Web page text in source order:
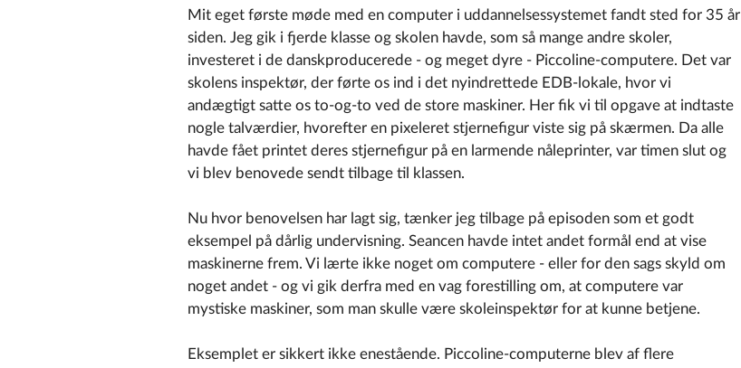
Mit eget første møde med en computer i uddannelsessystemet fandt sted for 35 år
siden. Jeg gik i fjerde klasse og skolen havde, som så mange andre skoler,
investeret i de danskproducerede - og meget dyre - Piccoline-computere. Det var
skolens inspektør, der førte os ind i det nyindrettede EDB-lokale, hvor vi
andægtigt satte os to-og-to ved de store maskiner. Her fik vi til opgave at indtaste
nogle talværdier, hvorefter en pixeleret stjernefigur viste sig på skærmen. Da alle
havde fået printet deres stjernefigur på en larmende nåleprinter, var timen slut og
vi blev benovede sendt tilbage til klassen.
Nu hvor benovelsen har lagt sig, tænker jeg tilbage på episoden som et godt
eksempel på dårlig undervisning. Seancen havde intet andet formål end at vise
maskinerne frem. Vi lærte ikke noget om computere - eller for den sags skyld om
noget andet - og vi gik derfra med en vag forestilling om, at computere var
mystiske maskiner, som man skulle være skoleinspektør for at kunne betjene.
Eksemplet er sikkert ikke enestående. Piccoline-computerne blev af flere